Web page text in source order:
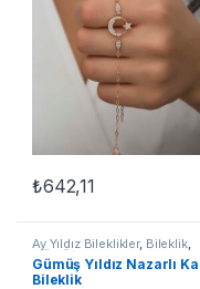
₺642,11
Ay Yıldız Bileklikler, Bileklik,
GÜMÜŞ TAKI , Kadın
Taşlı Bileklikler
Gümüş Yıldız Nazarlı
Bileklik